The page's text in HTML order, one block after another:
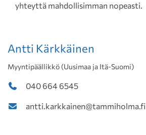
yhteyttä mahdollisimman nopeasti.
Antti Kärkkäinen
Myyntipäällikkö (Uusimaa ja Itä-Suomi)
040 664 6545
antti.karkkainen@tammiholma.fi